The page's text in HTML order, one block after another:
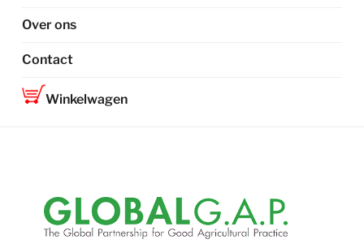
Over ons
Contact
Winkelwagen